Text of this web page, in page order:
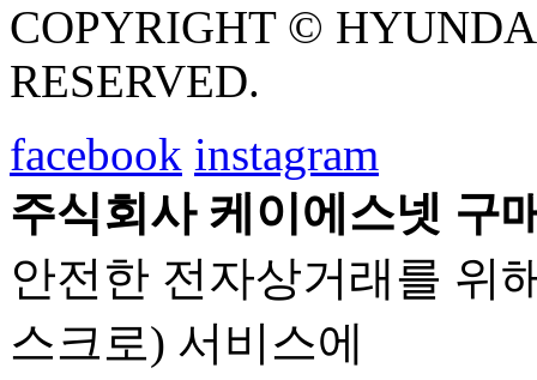
COPYRIGHT ©
RESERVED.
facebook instagram
주식회사 케이에스넷 구
안전한 전자상거래를 위
스크로) 서비스에